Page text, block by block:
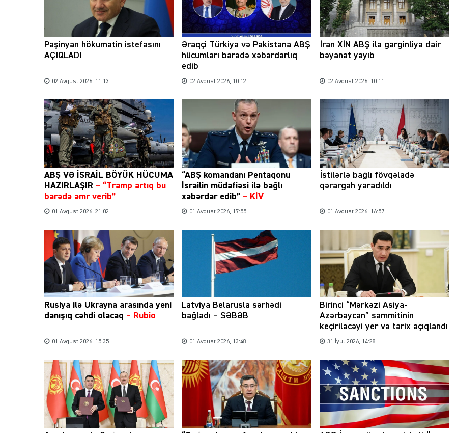
Paşinyan hökumətin istefasını
AÇIQLADI
02 Avqust 2026, 11:13
Əraqçi Türkiyə və Pakistana ABŞ
hücumları barədə xəbərdarlıq
edib
02 Avqust 2026, 10:12
İran XİN ABŞ ilə gərginliyə dair
bəyanat yayıb
02 Avqust 2026, 10:11
ABŞ VƏ İSRAİL BÖYÜK HÜCUMA
HAZIRLAŞIR – “Tramp artıq bu
barədə əmr verib”
01 Avqust 2026, 21:02
“ABŞ komandanı Pentaqonu
İsrailin müdafiəsi ilə bağlı
xəbərdar edib” – KİV
01 Avqust 2026, 17:55
İstilərlə bağlı fövqəladə
qərargah yaradıldı
01 Avqust 2026, 16:57
Rusiya ilə Ukrayna arasında yeni
danışıq cəhdi olacaq – Rubio
01 Avqust 2026, 15:35
Latviya Belarusla sərhədi
bağladı – SƏBƏB
01 Avqust 2026, 13:48
Birinci “Mərkəzi Asiya-
Azərbaycan” sammitinin
keçiriləcəyi yer və tarix açıqlandı
31 İyul 2026, 14:28
Şəhərsalma ili və qanunsuz tikintilər:
nəzarət mexanizmi haradadır?
01 İyun 2026, 11:28